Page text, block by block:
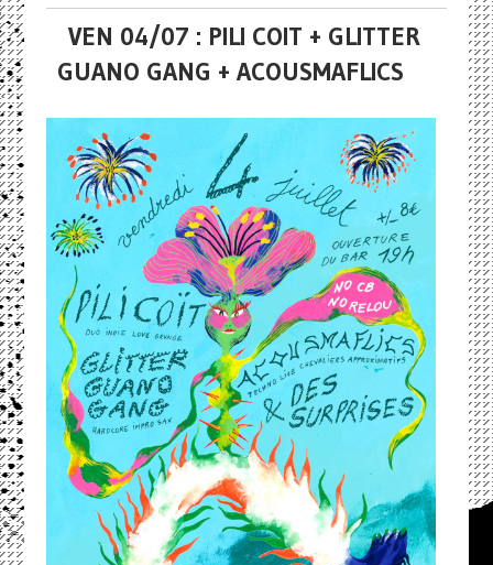
VEN 04/07 : PILI COIT + GLITTER
GUANO GANG + ACOUSMAFLICS